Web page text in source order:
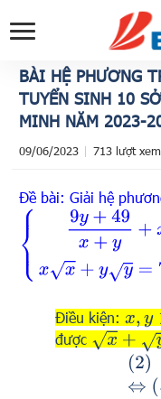
BÀI HỆ PHƯƠNG
TUYỂN SINH 10
MINH NĂM 2023-
09/06/2023 713 lượt xem
Đề bài: Giải hệ
{9 x+y+x+y
Điều kiện:x,y>
được x +y>0
(2)
⇔( x)